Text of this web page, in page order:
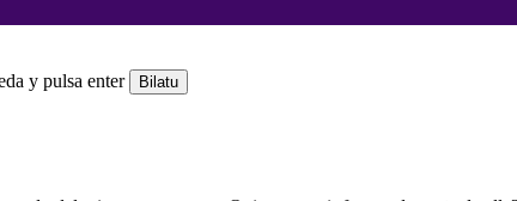
y pulsa enter Bilatu